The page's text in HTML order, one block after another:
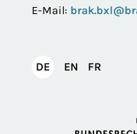
E-Mail:
DEDeutsch
EN English
FR